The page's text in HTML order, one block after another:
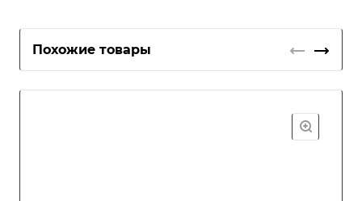
Похожие товары